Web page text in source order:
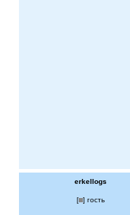
erkellogs
[ ] гость